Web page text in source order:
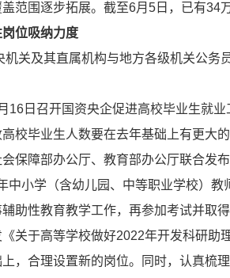
范围逐步拓展。截至6月5日，已有34
位吸纳力度
机关及其直属机构与地方各级机关公务
16日召开国资央企促进高校毕业生就
校毕业生人数要在去年基础上有更大的
会保障部办公厅、教育部办公厅联合发
中小学（含幼儿园、中等职业学校）
助性教育教学工作，再参加考试并取得
关于高等学校做好2022年开发科研助
，合理设置新的岗位。同时，认真梳